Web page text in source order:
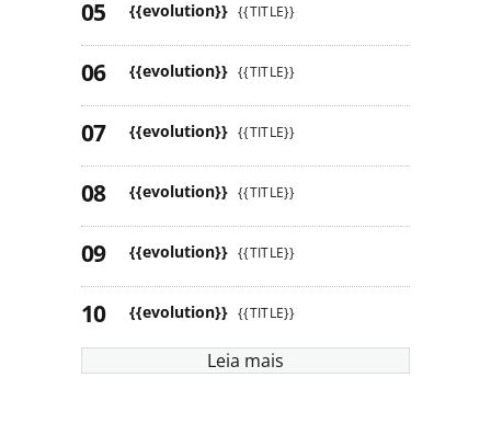
{{evolution}} {{TITLE}}
{{evolution}} {{TITLE}}
{{evolution}} {{TITLE}}
{{evolution}} {{TITLE}}
{{evolution}} {{TITLE}}
{{evolution}} {{TITLE}}
Leia mais